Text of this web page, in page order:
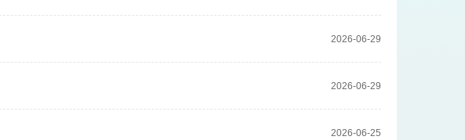
2026-06-29
2026-06-29
2026-06-25